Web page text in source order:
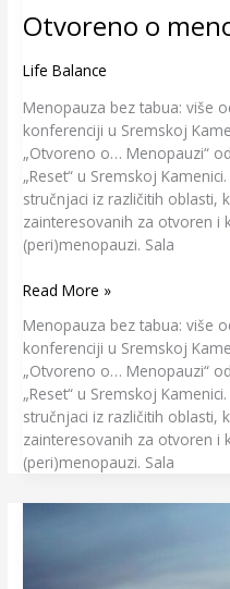
Otvoreno o
Life Balance
Menopauza bez tabua: više
konferenciji u Sremskoj
„Otvoreno o… Menopauzi“
„Reset“ u Sremskoj
stručnjaci iz različitih oblasti,
zainteresovanih za otvoren i
(peri)menopauzi. Sala
Read More »
Menopauza bez tabua: više
konferenciji u Sremskoj
„Otvoreno o… Menopauzi“
„Reset“ u Sremskoj
stručnjaci iz različitih oblasti,
zainteresovanih za otvoren i
(peri)menopauzi. Sala